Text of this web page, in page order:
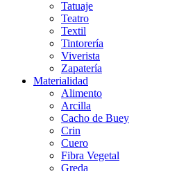
Tatuaje
Teatro
Textil
Tintorería
Viverista
Zapatería
Materialidad
Alimento
Arcilla
Cacho de Buey
Crin
Cuero
Fibra Vegetal
Greda